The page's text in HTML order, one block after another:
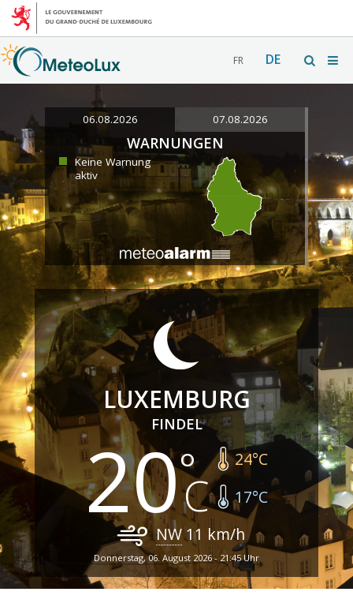
FR DE
06.08.2026 07.08.2026
WARNUNGEN
Keine Warnung
aktiv
LUXEMBURG
FINDEL
20 24°C
17°C
NW11 km/h
Donnerstag, 06. August 2026 - 21:45 Uhr